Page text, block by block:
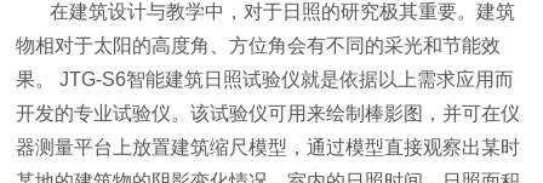
在建筑设计与教学中，对于日照的研究极其重要。建筑
物相对于太阳的高度角、方位角会有不同的采光和节能效
果。 JTG-S6智能建筑日照试验仪就是依据以上需求应用而
开发的专业试验仪。该试验仪可用来绘制棒影图，并可在仪
器测量平台上放置建筑缩尺模型，通过模型直接观察出某时